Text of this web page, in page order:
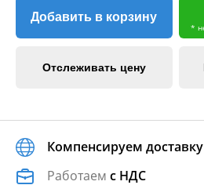
Добавить в корзину
*
Отслеживать цену
Компенсируем доставку
Работаем с НДС